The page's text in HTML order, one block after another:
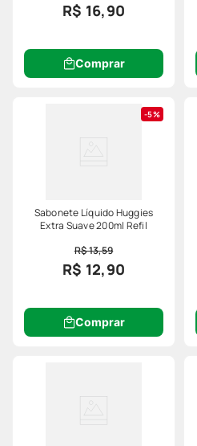
R$ 16,90
Comprar
5%
Sabonete Líquido Huggies
Extra Suave 200ml Refil
R$ 13,59
R$ 12,90
Comprar